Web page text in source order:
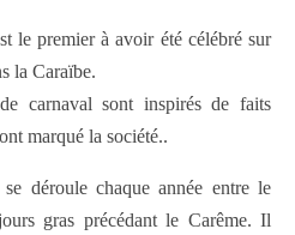
le premier à avoir été célébré sur
la Caraïbe.
carnaval sont inspirés de faits
marqué la société..
déroule chaque année entre le
gras précédant le Carême. Il